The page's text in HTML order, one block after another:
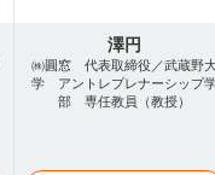
澤円
㈱圓窓 代表取締役／武蔵野
学 アントレプレナーシップ
部 専任教員（教授）